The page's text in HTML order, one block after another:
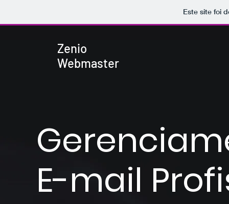
Este site foi
Zenio
Webmaster
E-mail